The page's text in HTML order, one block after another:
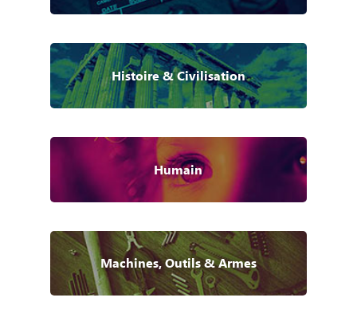
Histoire & Civilisation
Humain
Machines, Outils & Armes